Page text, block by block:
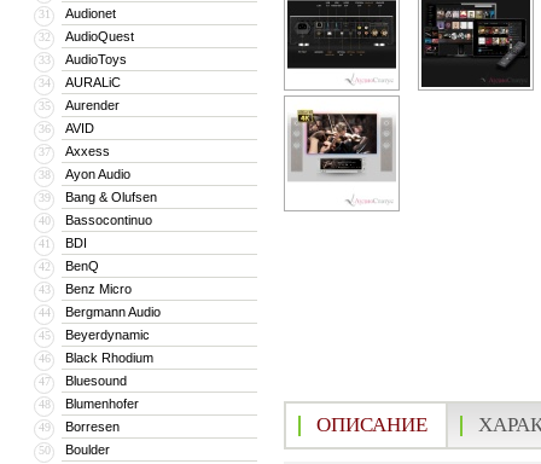
31 Audionet
32 AudioQuest
33 AudioToys
34 AURALiC
35 Aurender
36 AVID
37 Axxess
38 Ayon Audio
39 Bang & Olufsen
40 Bassocontinuo
41 BDI
42 BenQ
43 Benz Micro
44 Bergmann Audio
45 Beyerdynamic
46 Black Rhodium
47 Bluesound
48 Blumenhofer
49 Borresen
50 Boulder
ОПИСАНИЕ